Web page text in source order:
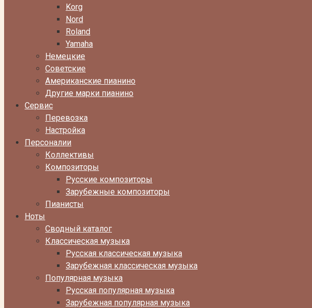
Korg
Nord
Roland
Yamaha
Немецкие
Советские
Американские пианино
Другие марки пианино
Сервис
Перевозка
Настройка
Персоналии
Коллективы
Композиторы
Русские композиторы
Зарубежные композиторы
Пианисты
Ноты
Сводный каталог
Классическая музыка
Русская классическая музыка
Зарубежная классическая музыка
Популярная музыка
Русская популярная музыка
Зарубежная популярная музыка